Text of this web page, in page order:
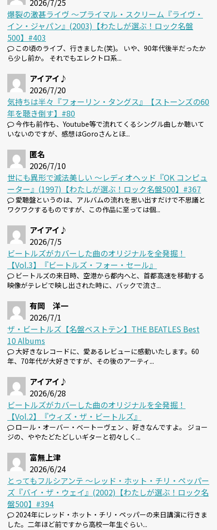
2026/7/25
爆裂の激甚ライヴ 〜プライマル・スクリーム『ライヴ・
イン・ジャパン』(2003)【わたしが選ぶ！ロック名盤
500】#403
この頃のライブ、行きました(笑)。 いや、90年代後半だったか
ら少し前か。 それでもエレクトロ系...
アイアイ♪
2026/7/20
気持ちは半々『フォーリン・タングス』【ストーンズの60
年を聴き倒す】#80
今作も前作も、Youtube等で流れてくるシングル曲しか聴いて
いないのですが、感想はGoroさんとほ...
匿名
2026/7/10
世にも異形で滅法美しい 〜レディオヘッド『OK コンピュ
ーター』(1997)【わたしが選ぶ！ロック名盤500】#367
愛聴盤というのは、アルバムの流れを思い出すだけで不思議と
ワクワクするものですが、この作品に至っては個...
アイアイ♪
2026/7/5
ビートルズがカバーした曲のオリジナルを全発掘！
【Vol.3】『ビートルズ・フォー・セール』
ビートルズの来日時、空港から都内へと、首都高速を移動する
映像がテレビで映し出された時に、バックで流さ...
有岡 洋一
2026/7/1
ザ・ビートルズ【名盤ベストテン】THE BEATLES Best
10 Albums
大好きなレコードに、愛あるレビューに感動いたします。60
年、70年代が大好きですが、その後のアーティ...
アイアイ♪
2026/6/28
ビートルズがカバーした曲のオリジナルを全発掘！
【Vol.2】『ウィズ・ザ・ビートルズ』
ロール・オーバー・ベートーヴェン 、好きなんですよ。 ジョー
ジの、ややたどたどしいギターと初々しく...
富無上津
2026/6/24
とってもフルシアンテ 〜レッド・ホット・チリ・ペッパー
ズ『バイ・ザ・ウェイ』(2002)【わたしが選ぶ！ロック名
盤500】#394
2024年にレッド・ホット・チリ・ペッパーの来日講演に行きま
した。二年ほど前ですから高校一年生ぐらい...